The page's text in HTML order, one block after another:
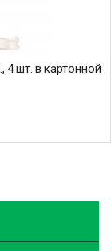
шт. в картонной